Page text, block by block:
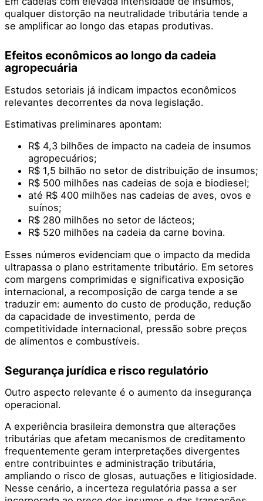
qualquer distorção na neutralidade tributária tende a
se amplificar ao longo das etapas produtivas.
Efeitos econômicos ao longo da cadeia
agropecuária
Estudos setoriais já indicam impactos econômicos
relevantes decorrentes da nova legislação.
Estimativas preliminares apontam:
R$ 4,3 bilhões de impacto na cadeia de insumos
agropecuários;
R$ 1,5 bilhão no setor de distribuição de insumos;
R$ 500 milhões nas cadeias de soja e biodiesel;
até R$ 400 milhões nas cadeias de aves, ovos e
suínos;
R$ 280 milhões no setor de lácteos;
R$ 520 milhões na cadeia da carne bovina.
Esses números evidenciam que o impacto da medida
ultrapassa o plano estritamente tributário. Em setores
com margens comprimidas e significativa exposição
internacional, a recomposição de carga tende a se
traduzir em: aumento do custo de produção, redução
da capacidade de investimento, perda de
competitividade internacional, pressão sobre preços
de alimentos e combustíveis.
Segurança jurídica e risco regulatório
Outro aspecto relevante é o aumento da insegurança
operacional.
A experiência brasileira demonstra que alterações
tributárias que afetam mecanismos de creditamento
frequentemente geram interpretações divergentes
entre contribuintes e administração tributária,
ampliando o risco de glosas, autuações e litigiosidade.
Nesse cenário, a incerteza regulatória passa a ser